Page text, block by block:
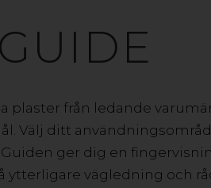
plaster från ledande
Välj ditt
ger dig en
vägledning och